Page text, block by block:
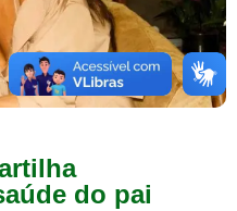
do pai